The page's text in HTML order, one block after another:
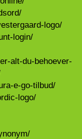
logo/
login/
alt-du-behoever-
e-go-tilbud/
logo/